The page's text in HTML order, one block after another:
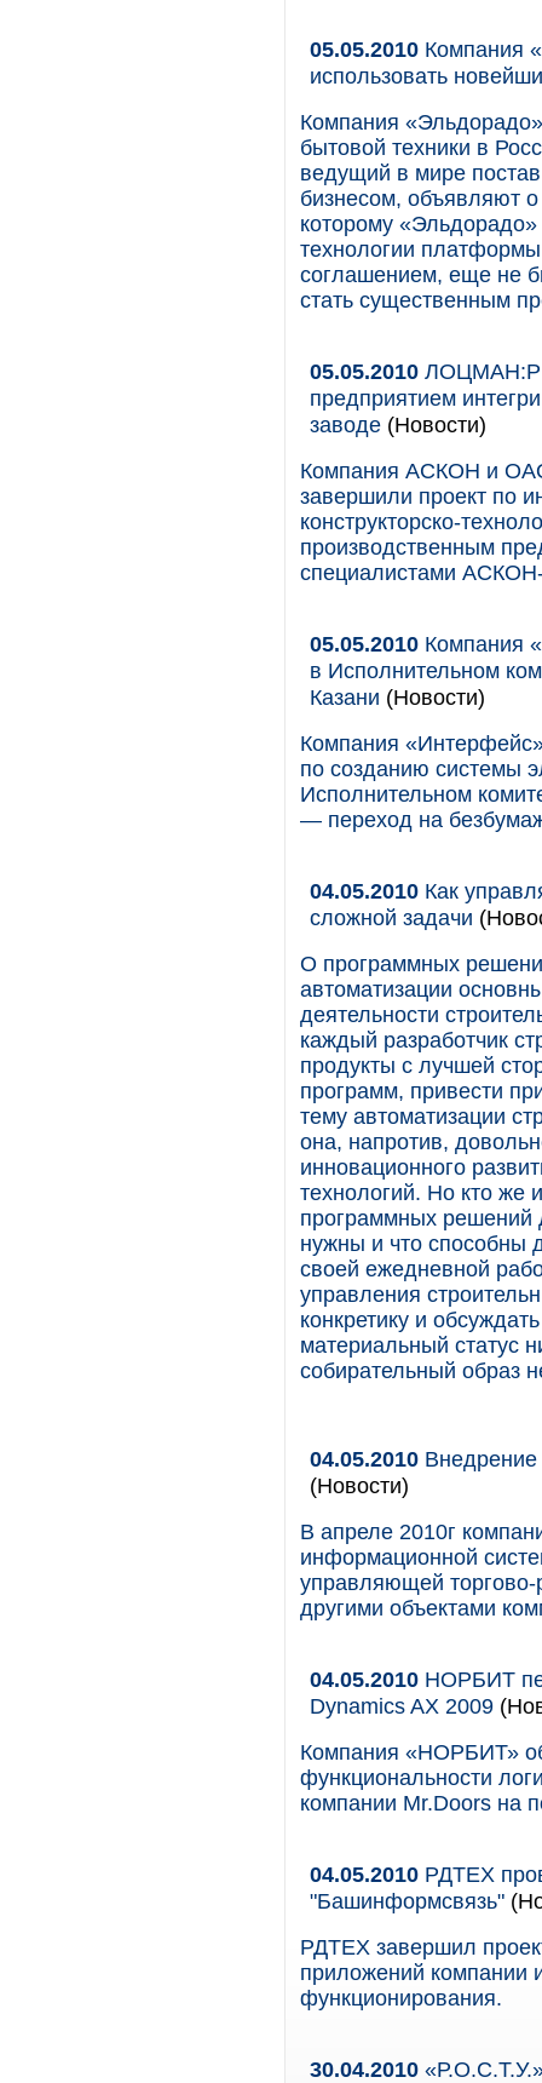
05.05.2010 Компания
использовать
Компания
бытовой техники в
ведущий в мире
бизнесом, объявляют
которому
технологии
соглашением, еще не
стать существенным
05.05.2010
предприятием
заводе (Новости)
Компания АСКОН и
завершили проект по
конструкторско-
производственным
специалистами
05.05.2010 Компания
в Исполнительном
Казани (Новости)
Компания
по созданию системы
Исполнительном
— переход на
04.05.2010 Как
сложной задачи
О программных
автоматизации
деятельности
каждый разработчик
продукты с лучшей
программ, привести
тему автоматизации
она, напротив,
инновационного
технологий. Но кто же
программных решений
нужны и что способны
своей ежедневной
управления
конкретику и
материальный статус
собирательный образ
04.05.2010
(Новости)
В апреле 2010г
информационной
управляющей
другими объектами
04.05.2010 НОРБИТ
Dynamics AX 2009
Компания «НОРБИТ»
функциональности
компании Mr.Doors на
04.05.2010 РДТЕХ
"Башинформсвязь"
РДТЕХ завершил
приложений компании
функционирования.
30.04.2010